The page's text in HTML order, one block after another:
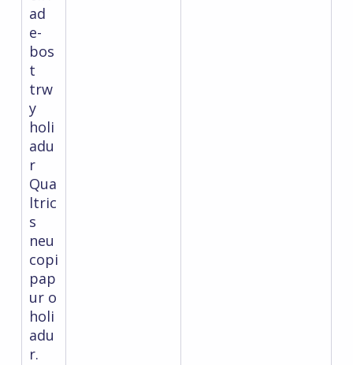
ad
e-
bos
t
trw
y
holi
adu
r
Qua
ltric
s
neu
copi
pap
ur o
holi
adu
r.